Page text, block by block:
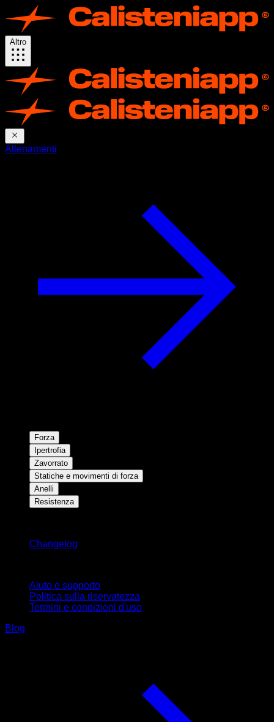
Altro
Allenamenti
Forza
Ipertrofia
Zavorrato
Statiche e movimenti di forza
Anelli
Resistenza
Changelog
Aiuto e supporto
Politica sulla riservatezza
Termini e condizioni d'uso
Blog